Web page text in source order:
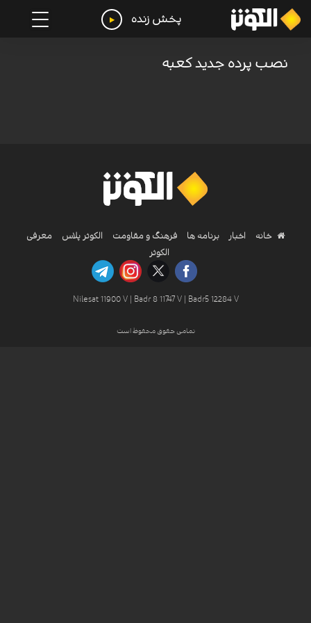
پخش زنده
نصب پرده جدید کعبه
خانه اخبار برنامه ها فرهنگ و مقاومت الکوثر پلاس
معرفی
الکوثر
Nilesat 11900 V | Badr 8 11747 V | Badr5 12284 V
تمامی حقوق محفوظ است